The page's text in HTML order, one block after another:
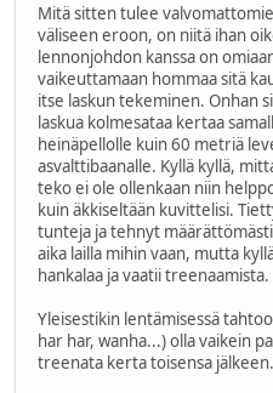
Mitä sitten tulee
väliseen eroon, on niitä ihan
lennonjohdon kanssa on
vaikeuttamaan hommaa sitä
itse laskun tekeminen. Onhan
laskua kolmesataa kertaa
heinäpellolle kuin 60 metriä
asvalttibaanalle. Kyllä kyllä,
teko ei ole ollenkaan niin
kuin äkkiseltään kuvittelisi.
tunteja ja tehnyt
aika lailla mihin vaan, mutta
hankalaa ja vaatii treenaamista.
Yleisestikin lentämisessä
har har, wanha...) olla vaikein
treenata kerta toisensa jälkeen.